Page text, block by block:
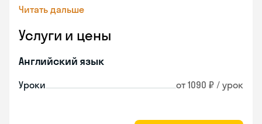
Читать дальше
Услуги и цены
Английский язык
Уроки от 1090 ₽ / урок